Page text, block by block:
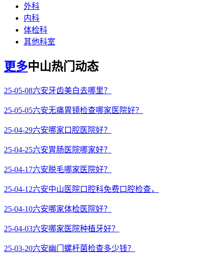
外科
内科
体检科
其他科室
更多中山热门动态
25-05-08六安牙齿美白去哪里？
25-05-05六安无痛胃镜检查哪家医院好？
25-04-29六安哪家口腔医院好？
25-04-25六安胃肠医院哪家好？
25-04-17六安脱毛哪家医院好？
25-04-12六安中山医院口腔科免费口腔检查，
25-04-10六安哪家体检医院好？
25-04-03六安哪家医院种植牙好？
25-03-20六安幽门螺杆菌检查多少钱？